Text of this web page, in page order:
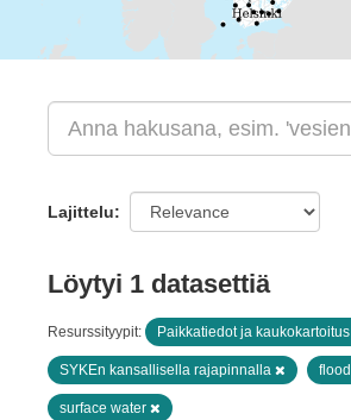
Lajittelu
Löytyi 1 datasettiä
Resurssityypit: Paikkatiedot ja kaukokartoitus
SYKEn kansallisella rajapinnalla flood
surface water